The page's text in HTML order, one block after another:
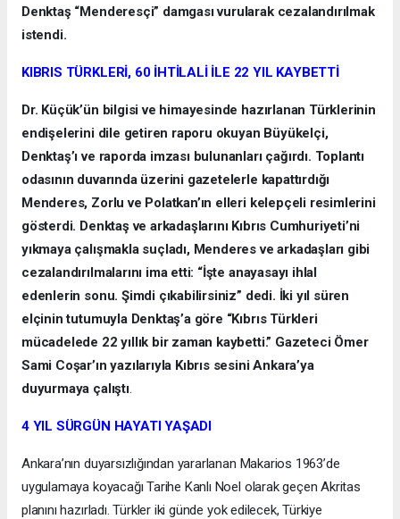
Denktaş “Menderesçi” damgası vurularak cezalandırılmak
istendi.
KIBRIS TÜRKLERİ, 60 İHTİLALİ İLE 22 YIL KAYBETTİ
Dr. Küçük’ün bilgisi ve himayesinde hazırlanan Türklerinin
endişelerini dile getiren raporu okuyan Büyükelçi,
Denktaş’ı ve raporda imzası bulunanları çağırdı. Toplantı
odasının duvarında üzerini gazetelerle kapattırdığı
Menderes, Zorlu ve Polatkan’ın elleri kelepçeli resimlerini
gösterdi. Denktaş ve arkadaşlarını Kıbrıs Cumhuriyeti’ni
yıkmaya çalışmakla suçladı, Menderes ve arkadaşları gibi
cezalandırılmalarını ima etti: “İşte anayasayı ihlal
edenlerin sonu. Şimdi çıkabilirsiniz” dedi. İki yıl süren
elçinin tutumuyla Denktaş’a göre “Kıbrıs Türkleri
mücadelede 22 yıllık bir zaman kaybetti.” Gazeteci Ömer
Sami Coşar’ın yazılarıyla Kıbrıs sesini Ankara’ya
duyurmaya çalıştı.
4 YIL SÜRGÜN HAYATI YAŞADI
Ankara’nın duyarsızlığından yararlanan Makarios 1963’de
uygulamaya koyacağı Tarihe Kanlı Noel olarak geçen Akritas
planını hazırladı. Türkler iki günde yok edilecek, Türkiye